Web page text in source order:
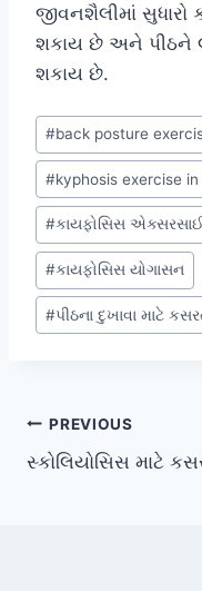
જીવનશૈલીમાં સુધારો
શકાય છે અને પીઠને
શકાય છે.
Post
Tags:
#back posture
#kyphosis exercise
#કાયફોસિસ
#કાયફોસિસ યોગાસન
#પીઠના દુખાવા માટે
Post
navigation
PREVIOUS
સ્કોલિયોસિસ માટે